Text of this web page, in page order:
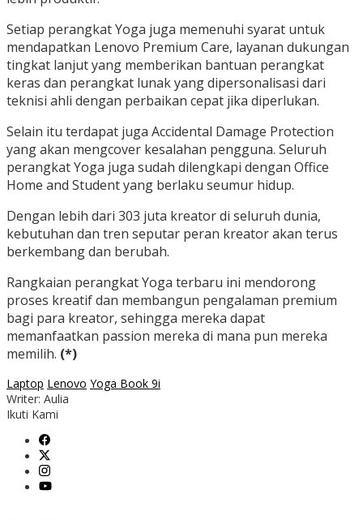
Setiap perangkat Yoga juga memenuhi syarat untuk
mendapatkan Lenovo Premium Care, layanan dukungan
tingkat lanjut yang memberikan bantuan perangkat
keras dan perangkat lunak yang dipersonalisasi dari
teknisi ahli dengan perbaikan cepat jika diperlukan.
Selain itu terdapat juga Accidental Damage Protection
yang akan mengcover kesalahan pengguna. Seluruh
perangkat Yoga juga sudah dilengkapi dengan Office
Home and Student yang berlaku seumur hidup.
Dengan lebih dari 303 juta kreator di seluruh dunia,
kebutuhan dan tren seputar peran kreator akan terus
berkembang dan berubah.
Rangkaian perangkat Yoga terbaru ini mendorong
proses kreatif dan membangun pengalaman premium
bagi para kreator, sehingga mereka dapat
memanfaatkan passion mereka di mana pun mereka
memilih. (*)
Laptop Lenovo Yoga Book 9i
Writer: Aulia
Ikuti Kami